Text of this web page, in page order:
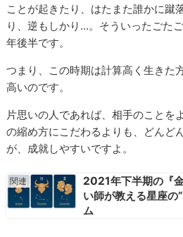
ことが起きたり、はたまた誰かに蹴
り、逆もしかり…。そういったごた
年後半です。
つまり、この時期は計算高く生きた
高いのです。
片思いの人であれば、相手のことを
の縮め方にこだわるよりも、どんど
が、成就しやすいですよ。
2021年下半期の『
い師が教える星座の
ム